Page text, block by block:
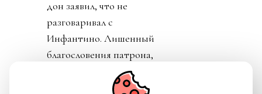
дон заявил, что не
разговаривал с
Инфантино. Лишенный
благословения патрона,
скукожившийся до
размеров Волдеморта,